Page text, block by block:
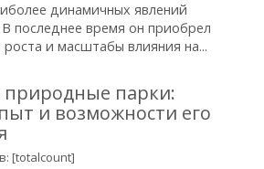
динамичных явлений
последнее время он приобрел
и масштабы влияния на...
природные парки:
и возможности его
[totalcount]